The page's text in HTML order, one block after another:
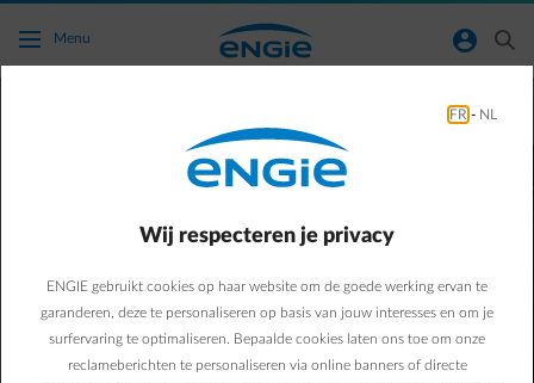
Ga naar de hoofdinhoud
Menu normal-account-circle search
Slim laden? Dat is eenvoudig
en zeer voordelig met Smart
FR - NL
Wij respecteren je privacy
ENGIE gebruikt cookies op haar website om de goede werking ervan te
garanderen, deze te personaliseren op basis van jouw interesses en om je
surfervaring te optimaliseren. Bepaalde cookies laten ons toe om onze
reclameberichten te personaliseren via online banners of directe